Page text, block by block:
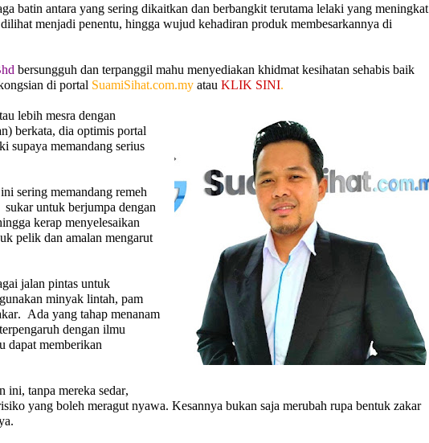
batin antara yang sering dikaitkan dan berbangkit terutama lelaki yang meningkat
menjadi penentu, hingga wujud kehadiran produk membesarkannya di
bersungguh dan terpanggil mahu menyediakan khidmat kesihatan sehabis baik
di portal SuamiSihat.com.my atau KLIK SINI.
lebih mesra dengan
berkata, dia optimis portal
supaya memandang serius
sering memandang remeh
untuk berjumpa dengan
kerap menyelesaikan
pelik dan amalan mengarut
jalan pintas untuk
minyak lintah, pam
Ada yang tahap menanam
dengan ilmu
dapat memberikan
ini, tanpa mereka sedar,
yang boleh meragut nyawa. Kesannya bukan saja merubah rupa bentuk zakar